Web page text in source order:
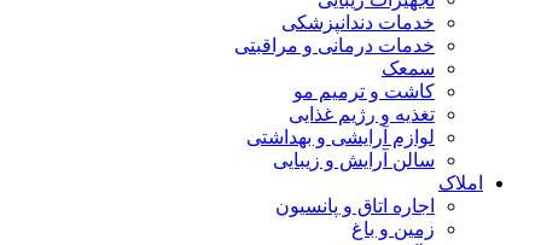
خدمات دندانپزشکی
خدمات درمانی و مراقبتی
سمعک
کاشت و ترمیم مو
تغذیه و رژیم غذایی
لوازم آرایشی و بهداشتی
سالن آرایش و زیبایی
املاک
اجاره اتاق و پانسیون
زمین و باغ